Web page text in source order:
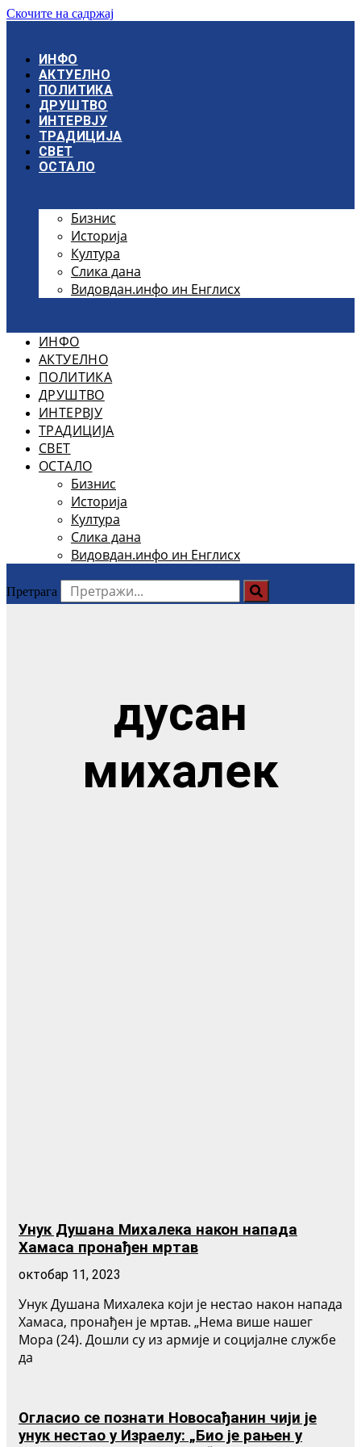
Скочите на садржај
ИНФО
АКТУЕЛНО
ПОЛИТИКА
ДРУШТВО
ИНТЕРВЈУ
ТРАДИЦИЈА
СВЕТ
ОСТАЛО
Бизнис
Историја
Култура
Слика дана
Видовдан.инфо ин Енглисх
ИНФО
АКТУЕЛНО
ПОЛИТИКА
ДРУШТВО
ИНТЕРВЈУ
ТРАДИЦИЈА
СВЕТ
ОСТАЛО
Бизнис
Историја
Култура
Слика дана
Видовдан.инфо ин Енглисх
Претрага
дусан
михалек
Унук Душана Михалека након напада
Хамаса пронађен мртав
октобар 11, 2023
Унук Душана Михалека који је нестао након напада
Хамаса, пронађен је мртав. „Нема више нашег
Мора (24). Дошли су из армије и социјалне службе
да
Огласио се познати Новосађанин чији је
унук нестао у Израелу: „Био је рањен у